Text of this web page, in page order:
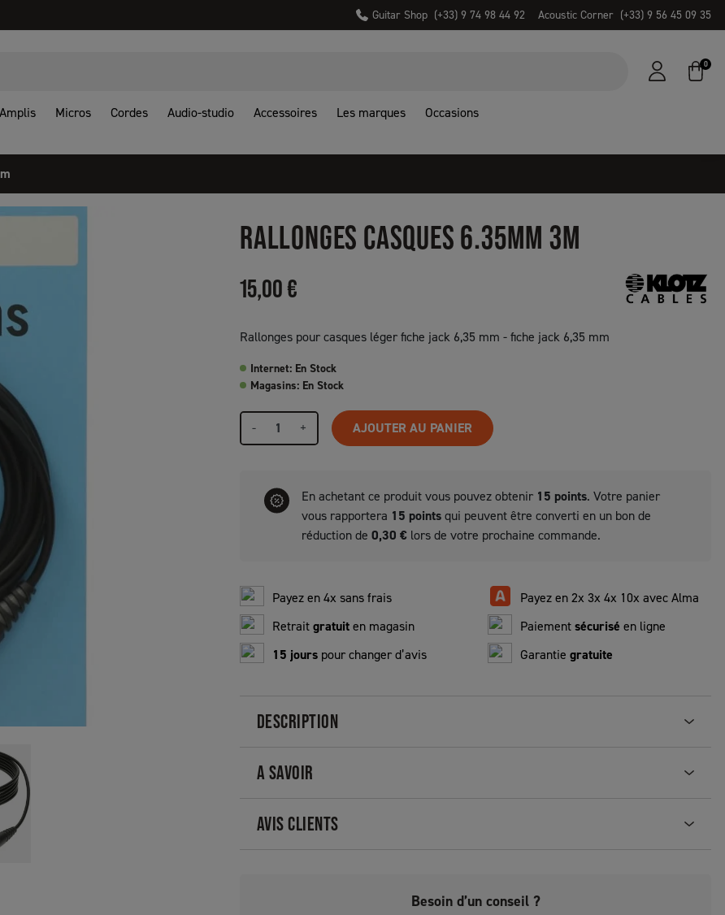
Guitar Shop (+33) 9 74 98 44 92 Acoustic Corner (+33) 9 56 45 09 35
0
Amplis Micros Cordes Audio-studio Accessoires Les marques Occasions
RALLONGES CASQUES 6.35MM 3M
15,00 €
Rallonges pour casques léger fiche jack 6,35 mm - fiche jack 6,35 mm
Internet: En Stock
Magasins: En Stock
- + AJOUTER AU PANIER
En achetant ce produit vous pouvez obtenir 15 points. Votre panier
vous rapportera 15 pointsqui peuvent être converti en un bon de
réduction de 0,30 € lors de votre prochaine commande.
Payez en 4x sans frais
Payez en 2x 3x 4x 10x avec Alma
Retraitgratuiten magasin Paiementsécurisé en ligne
15 jours pour changer d’avis Garantie gratuite
DESCRIPTION
A SAVOIR
AVIS CLIENTS
Besoin d’un conseil ?